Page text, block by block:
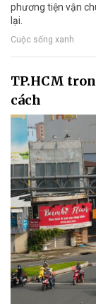
phương tiện vận
lại.
Cuộc sống xanh
TP.HCM
cách